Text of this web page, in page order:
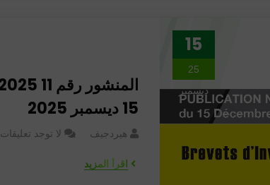
15
25
ديسمبر
15 ديسمبر 2025
هيردجيف لا توجد تعليقات
اقرأ المزيد